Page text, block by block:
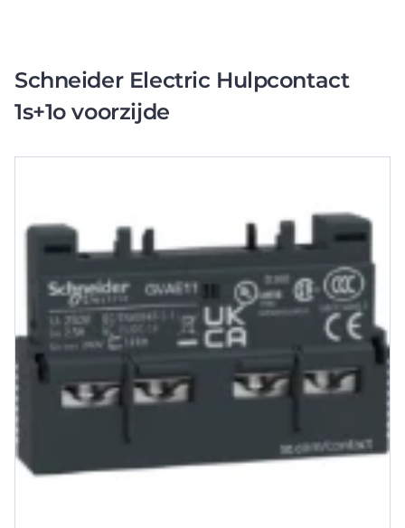
Schneider Electric Hulpcontact
1s+1o voorzijde